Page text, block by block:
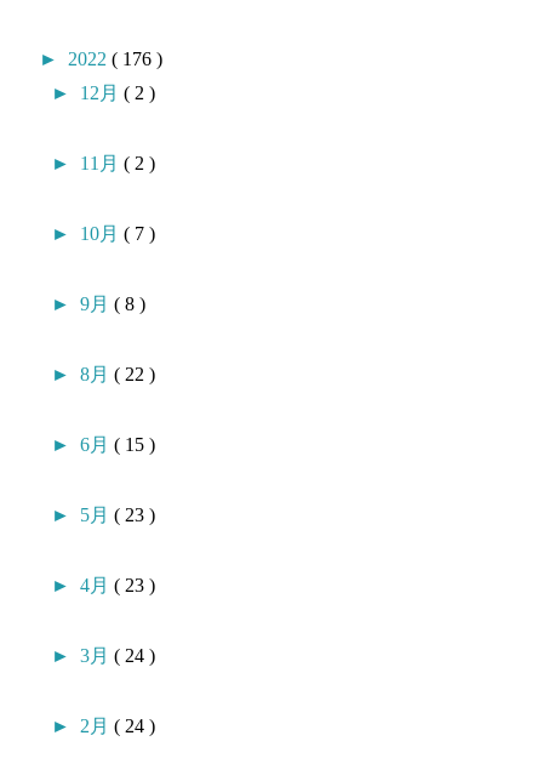
► 2022( 176 )
► 12月( 2 )
► 11月( 2 )
► 10月( 7 )
►9月( 8 )
►8月( 22 )
►6月( 15 )
► 5月( 23 )
►4月( 23 )
►3月( 24 )
► 2月( 24 )